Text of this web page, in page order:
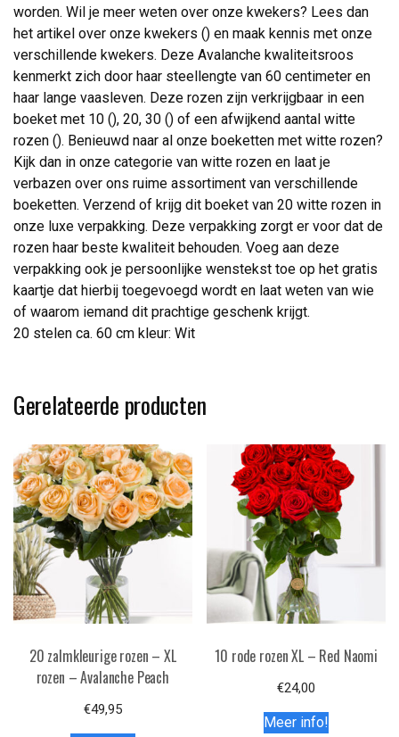
worden. Wil je meer weten over onze kwekers? Lees dan
het artikel over onze kwekers () en maak kennis met onze
verschillende kwekers. Deze Avalanche kwaliteitsroos
kenmerkt zich door haar steellengte van 60 centimeter en
haar lange vaasleven. Deze rozen zijn verkrijgbaar in een
boeket met 10 (), 20, 30 () of een afwijkend aantal witte
rozen (). Benieuwd naar al onze boeketten met witte rozen?
Kijk dan in onze categorie van witte rozen en laat je
verbazen over ons ruime assortiment van verschillende
boeketten. Verzend of krijg dit boeket van 20 witte rozen in
onze luxe verpakking. Deze verpakking zorgt er voor dat de
rozen haar beste kwaliteit behouden. Voeg aan deze
verpakking ook je persoonlijke wenstekst toe op het gratis
kaartje dat hierbij toegevoegd wordt en laat weten van wie
of waarom iemand dit prachtige geschenk krijgt.
20 stelen ca. 60 cm kleur: Wit
Gerelateerde producten
20 zalmkleurige rozen – XL
rozen – Avalanche Peach
€49,95
10 rode rozen XL – Red Naomi
€24,00
Meer info!